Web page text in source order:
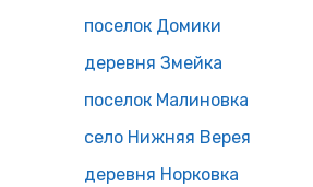
поселок Домики
деревня Змейка
поселок Малиновка
село Нижняя Верея
деревня Норковка